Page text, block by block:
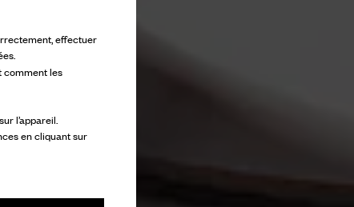
effectuer
comment les
l’appareil.
en cliquant sur